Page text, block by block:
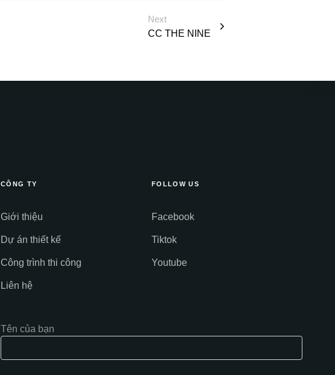
Next
CC THE NINE
CÔNG TY
Giới thiệu
Dự án thiết kế
Công trình thi công
Liên hệ
FOLLOW US
Facebook
Tiktok
Youtube
Tên của bạn